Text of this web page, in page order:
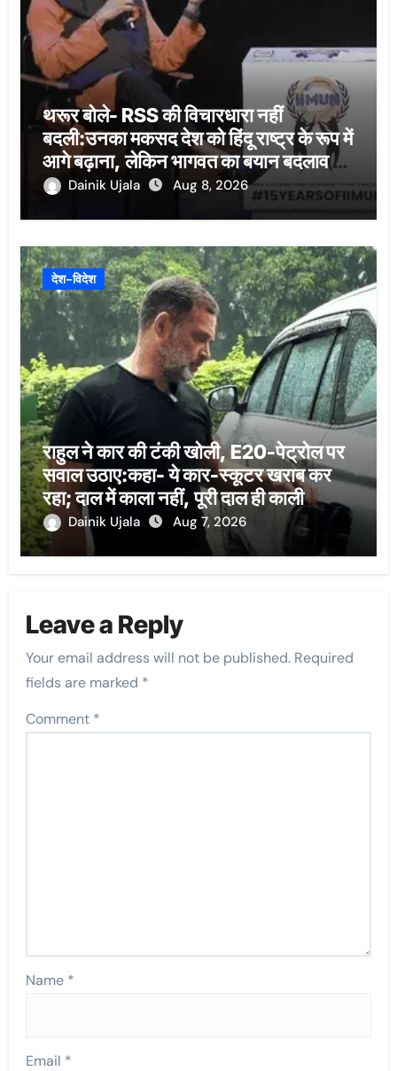
थरूर बोले- RSS की विचारधारा नहीं
बदली:उनका मकसद देश को हिंदू राष्ट्र के रूप में
आगे बढ़ाना, लेकिन भागवत का बयान बदलाव का
संकेतDainik Ujala Aug 8, 2026
देश-विदेश
राहुल ने कार की टंकी खोली, E20-पेट्रोल पर
सवाल उठाए:कहा- ये कार-स्कूटर खराब कर
रहा; दाल में काला नहीं, पूरी दाल ही काली
Dainik Ujala Aug 7, 2026
Leave a Reply
Your email address will not be published. Required
fields are marked *
Comment *
Name *
Email *